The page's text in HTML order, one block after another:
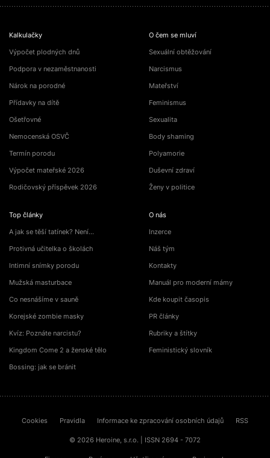
Kalkulačky
Výpočet plodných dnů
Podpora v nezaměstnanosti
Nárok na porodné
Přídavky na dítě
Ošetřovné
Nemocenská OSVČ
Termín porodu
Výpočet mateřské 2026
Rodičovský příspěvek 2026
Top články
A jak se těší tatínek? Není…
Protivná učitelka o školách
Intimní snímky porodu
Mužská masturbace
Co nesnášíme v sauně
Korejské zombie masky
Kvíz: Poznáte narcistu?
Kingdom Come 2 a ženské tělo
Bossing: jak se bránit
O čem se mluví
Sexuální obtěžování
Narcismus
Mateřství
Feminismus
Sexualita
Body shaming
Polyamorie
Duševní zdraví
Ženy v politice
O nás
Inzerce
Náš tým
Kontakty
Manuál pro moderní mámy
Kde koupit časopis
PR články
Rubriky a štítky
Feministický slovník
Cookies Pravidla Informace ke zpracování osobních údajů RSS
© 2026 Heroine, s.r.o. | ISSN 2694 - 7072